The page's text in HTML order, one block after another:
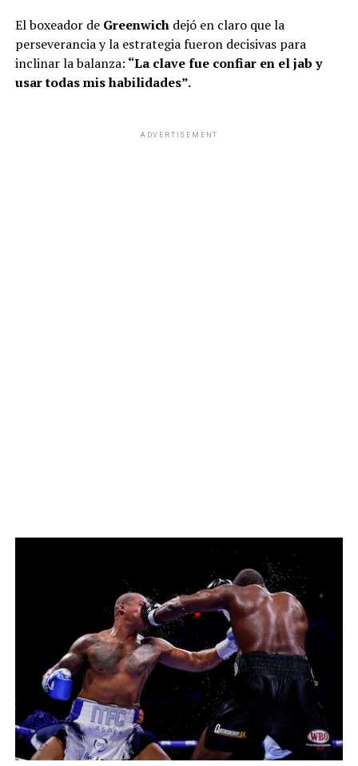
El boxeador de Greenwichdejó en claro que la
perseverancia y la estrategia fueron decisivas para
inclinar la balanza: “La clave fue confiar en el jab y
usar todas mis habilidades”.
ADVERTISEMENT